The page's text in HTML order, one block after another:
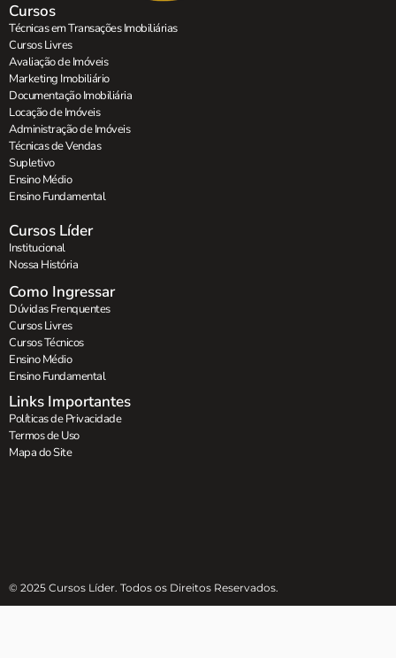
Cursos
Técnicas em Transações Imobiliárias
Cursos Livres
Avaliação de Imóveis
Marketing Imobiliário
Documentação Imobiliária
Locação de Imóveis
Administração de Imóveis
Técnicas de Vendas
Supletivo
Ensino Médio
Ensino Fundamental
Cursos Líder
Institucional
Nossa História
Como Ingressar
Dúvidas Frenquentes
Cursos Livres
Cursos Técnicos
Ensino Médio
Ensino Fundamental
Links Importantes
Políticas de Privacidade
Termos de Uso
Mapa do Site
© 2025 Cursos Líder. Todos os Direitos Reservados.